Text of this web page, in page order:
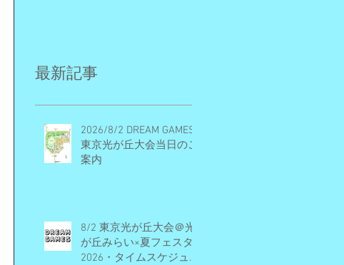
最新記事
2026/8/2 DREAM GAMES
東京光が丘大会当日のご
案内
8/2 東京光が丘大会＠光
が丘みらい×夏フェスタ
2026・タイムスケジュー